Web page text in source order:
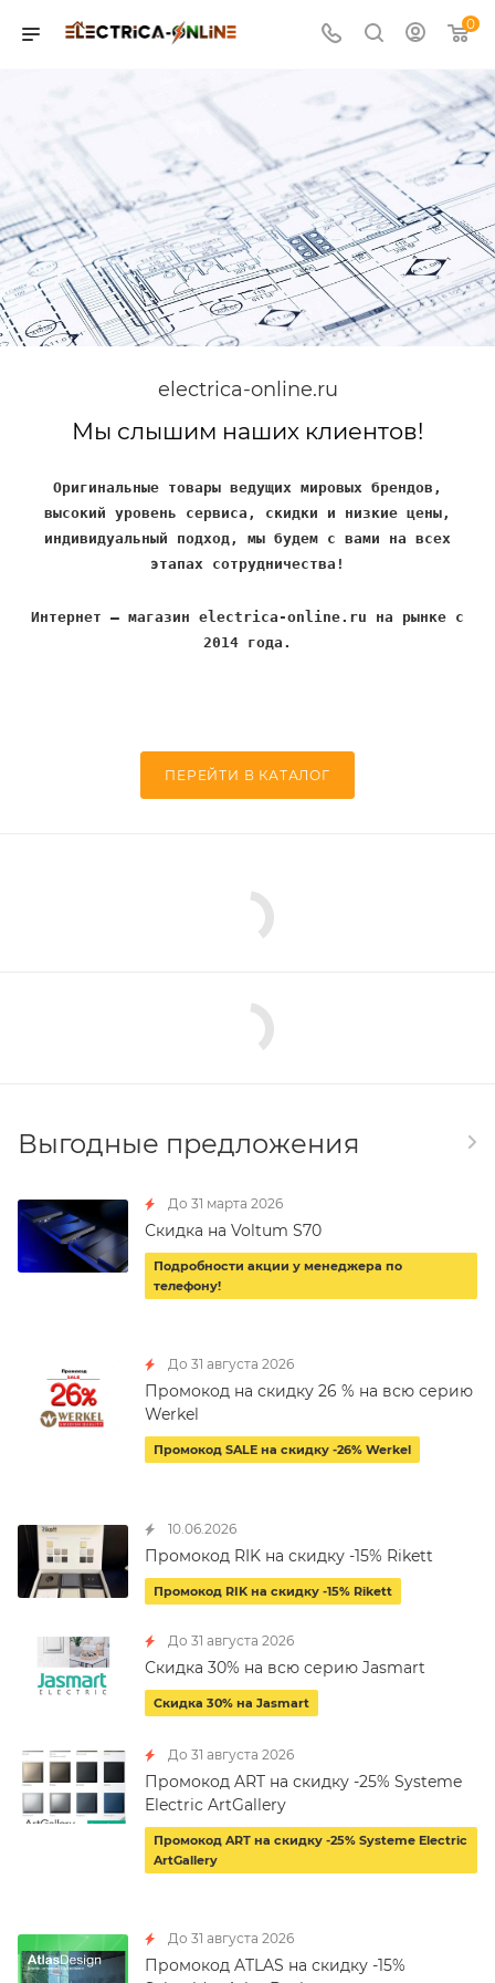
0
electrica-online.ru
Мы слышим наших клиентов!
Оригинальные товары ведущих мировых брендов,
высокий уровень сервиса, скидки и низкие цены,
индивидуальный подход, мы будем с вами на всех
этапах сотрудничества!
Интернет – магазин electrica-online.ru на рынке с
2014 года.
ПЕРЕЙТИ В КАТАЛОГ
Выгодные предложения
До 31 марта 2026
Скидка на Voltum S70
Подробности акции у менеджера по
телефону!
До 31 августа 2026
Промокод на скидку 26 % на всю серию
Werkel
Промокод SALE на скидку -26% Werkel
10.06.2026
Промокод RIK на скидку -15% Rikett
Промокод RIK на скидку -15% Rikett
До 31 августа 2026
Скидка 30% на всю серию Jasmart
Скидка 30% на Jasmart
До 31 августа 2026
Промокод ART на скидку -25% Systeme
Electric ArtGallery
Промокод ART на скидку -25% Systeme Electric
ArtGallery
До 31 августа 2026
Промокод ATLAS на скидку -15%